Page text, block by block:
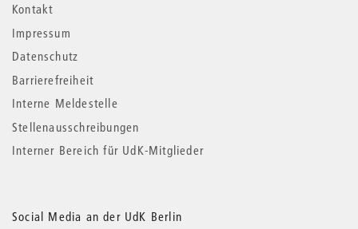
Kontakt
Impressum
Datenschutz
Barrierefreiheit
Interne Meldestelle
Stellenausschreibungen
Interner Bereich für UdK-Mitglieder
Social Media an der UdK Berlin